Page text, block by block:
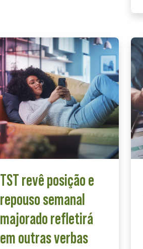
TST revê posição e
repouso semanal
majorado refletirá
em outras verbas